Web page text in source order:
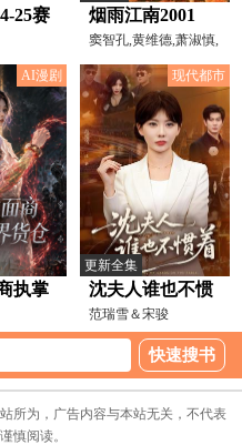
25赛
多
登海
烟雨江南2001
窦智孔,黄维德,萧淑慎,
江祖平,王皓
AI漫剧
执掌
现代都市
更新全集
沈夫人谁也不惯
着
范瑞雪＆宋骏
所为，广告内容与本站无关，不代表
慎阅读。